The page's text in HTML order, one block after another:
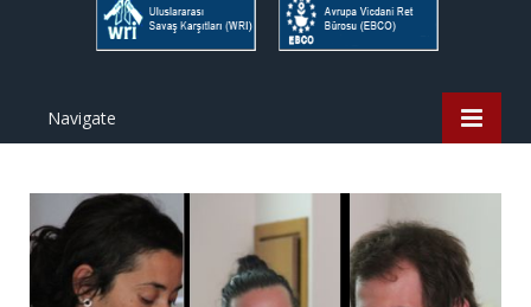
Navigate